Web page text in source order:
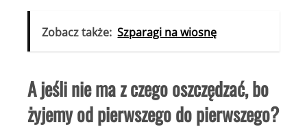
Zobacz także: Szparagi na wiosnę
A jeśli nie ma z czego oszczędzać, bo
żyjemy od pierwszego do pierwszego?